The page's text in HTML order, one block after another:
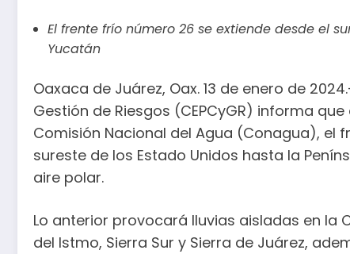
El frente frío número 26 se extiende desde el
Yucatán
Oaxaca de Juárez, Oax. 13 de enero de
Gestión de Riesgos (CEPCyGR) informa
Comisión Nacional del Agua (Conagua), el
sureste de los Estado Unidos hasta la
aire polar.
Lo anterior provocará lluvias aisladas en la
del Istmo, Sierra Sur y Sierra de Juárez,